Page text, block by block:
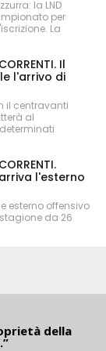
la LND
per
La
Il
l'arrivo di
il centravanti
al
arriva l'esterno
esterno offensivo
da 26
della